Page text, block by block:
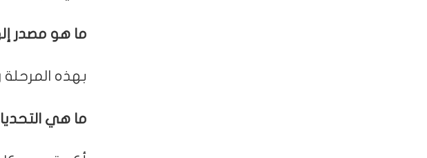
ما هو مصدر
بهذه
ما هي